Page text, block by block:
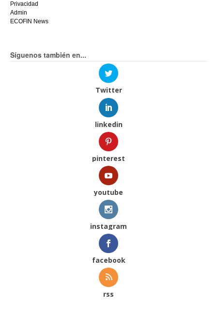
Privacidad
Admin
ECOFIN News
Síguenos también en...
Twitter
linkedin
pinterest
youtube
instagram
facebook
rss